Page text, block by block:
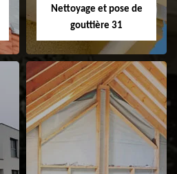
Nettoyage et pose de
gouttière 31
Nettoyage et pose